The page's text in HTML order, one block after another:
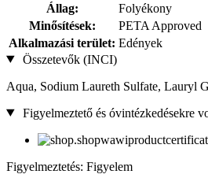
Állag:
Folyékony
Minősítések:
PETA Approved
Alkalmazási terület: Edények
Összetevők (INCI)
Aqua, Sodium Laureth Sulfate, Lauryl
Figyelmeztető és óvintézkedésekre
Figyelmeztetés: Figyelem